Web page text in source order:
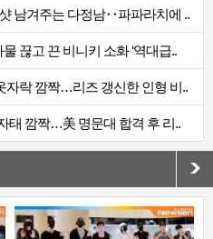
남겨주는 다정남‥파파라치에 ..
끊고 끈 비니키 소화 ‘역대급..
자락 깜짝…리즈 갱신한 인형 비..
태 깜짝…美 명문대 합격 후 리..